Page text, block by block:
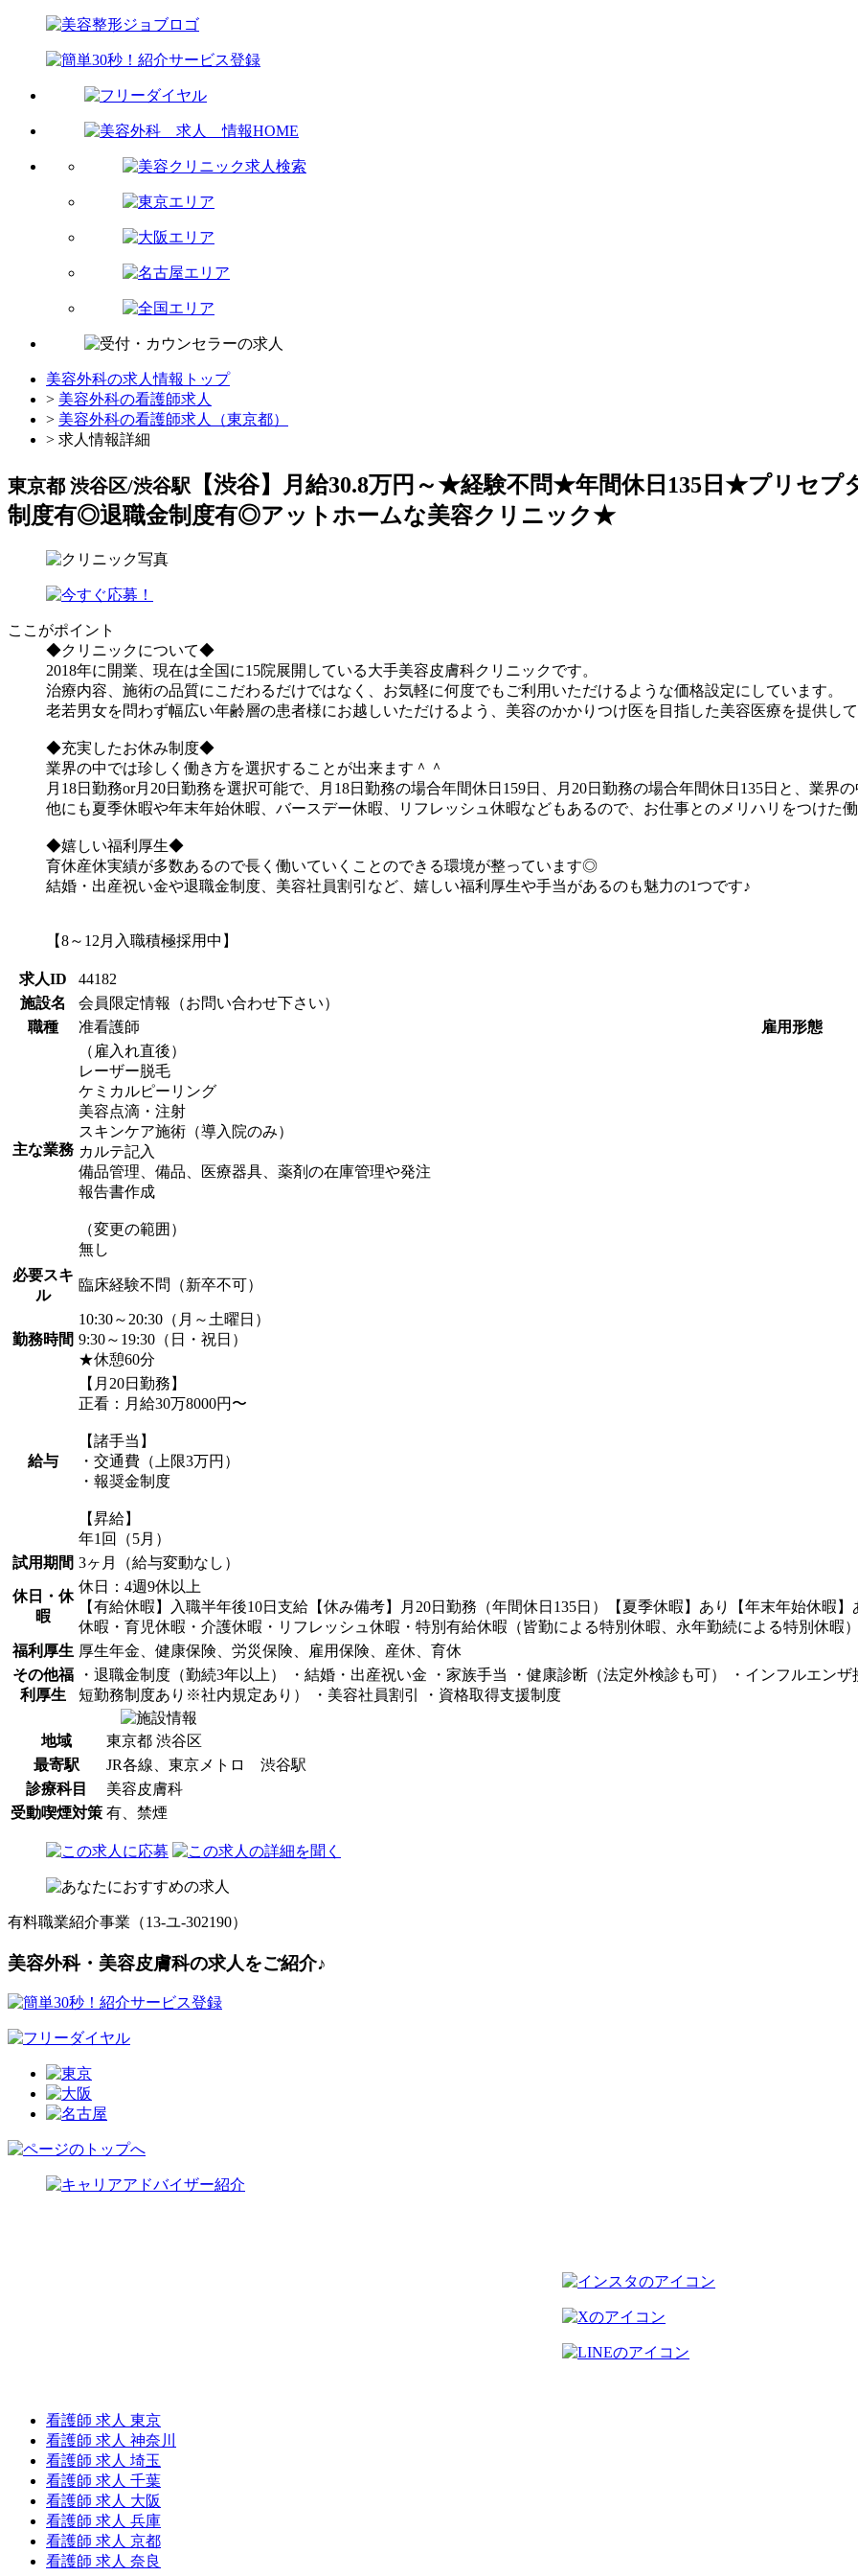
美容外科の求人情報トップ
> 美容外科の看護師求人
> 美容外科の看護師求人（東京都）
> 求人情報詳細
東京都 渋谷区/渋谷駅
【渋谷】月給30.8万円～★経験不問★年間休日135日★プリセ
制度有◎退職金制度有◎アットホームな美容クリニック★
ここがポイント
◆クリニックについて◆
2018年に開業、現在は全国に15院展開している大手美容皮膚科クリニックです。
治療内容、施術の品質にこだわるだけではなく、お気軽に何度でもご利用いただけるような価格設定にしています。
老若男女を問わず幅広い年齢層の患者様にお越しいただけるよう、美容のかかりつけ医を目指した美容医療を提供し
◆充実したお休み制度◆
業界の中では珍しく働き方を選択することが出来ます＾＾
月18日勤務or月20日勤務を選択可能で、月18日勤務の場合年間休日159日、月20日勤務の場合年間休日135日と、業界
他にも夏季休暇や年末年始休暇、バースデー休暇、リフレッシュ休暇などもあるので、お仕事とのメリハリをつけた
◆嬉しい福利厚生◆
育休産休実績が多数あるので長く働いていくことのできる環境が整っています◎
結婚・出産祝い金や退職金制度、美容社員割引など、嬉しい福利厚生や手当があるのも魅力の1つです♪
【8～12月入職積極採用中】
求人ID
44182
施設名
会員限定情報（お問い合わせ下さい）
職種
准看護師 雇用形態
主な業務
（雇入れ直後）
レーザー脱毛
ケミカルピーリング
美容点滴・注射
スキンケア施術（導入院のみ）
カルテ記入
備品管理、備品、医療器具、薬剤の在庫管理や発注
報告書作成
（変更の範囲）
無し
必要スキ
ル
臨床経験不問（新卒不可）
勤務時間
10:30～20:30（月～土曜日）
9:30～19:30（日・祝日）
★休憩60分
給与
【月20日勤務】
正看：月給30万8000円〜
【諸手当】
・交通費（上限3万円）
・報奨金制度
【昇給】
年1回（5月）
試用期間 3ヶ月（給与変動なし）
休日・休
暇
休日：4週9休以上
【有給休暇】入職半年後10日支給【休み備考】月20日勤務（年間休日135日）【夏季休暇】あり【年末年始休暇
休暇・育児休暇・介護休暇・リフレッシュ休暇・特別有給休暇（皆勤による特別休暇、永年勤続による特別休暇
福利厚生 厚生年金、健康保険、労災保険、雇用保険、産休、育休
その他福
利厚生
・退職金制度（勤続3年以上） ・結婚・出産祝い金 ・家族手当 ・健康診断（法定外検診も可） ・インフルエン
短勤務制度あり※社内規定あり） ・美容社員割引 ・資格取得支援制度
地域
東京都 渋谷区
最寄駅
JR各線、東京メトロ 渋谷駅
診療科目
美容皮膚科
受動喫煙対策 有、禁煙
有料職業紹介事業（13-ユ-302190）
美容外科・美容皮膚科の求人をご紹介♪
看護師 求人 東京
看護師 求人 神奈川
看護師 求人 埼玉
看護師 求人 千葉
看護師 求人 大阪
看護師 求人 兵庫
看護師 求人 京都
看護師 求人 奈良